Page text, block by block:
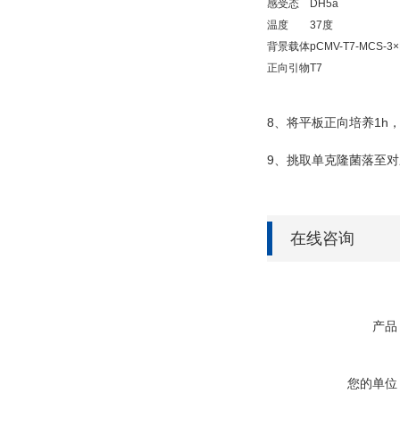
感受态
DH5a
温度
37度
背景载体pCMV-T7-MCS-
正向引物T7
8、将平板正向培养1h
9、挑取单克隆菌落至
在线咨询
产品
您的单位